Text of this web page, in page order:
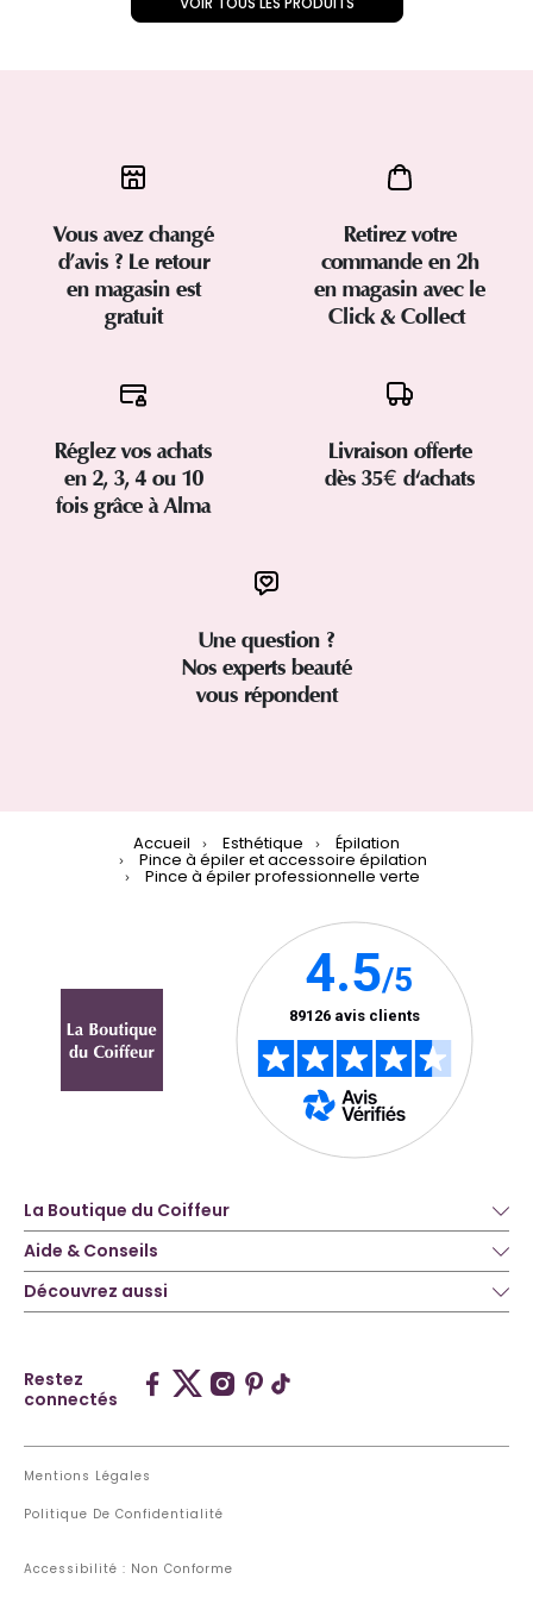
Vous avez changé
d’avis ? Le retour
en magasin est
gratuit
Retirez votre
commande en 2h
en magasin avec le
Click & Collect
Réglez vos achats
en 2, 3, 4 ou 10
fois grâce à Alma
Livraison offerte
dès 35€ d'achats
Une question ?
Nos experts beauté
vous répondent
Accueil Esthétique Épilation
Pince à épiler et accessoire épilation
Pince à épiler professionnelle verte
La Boutique du Coiffeur
Aide & Conseils
Découvrez aussi
Restez
connectés
Mentions Légales
Politique De Confidentialité
Accessibilité : Non Conforme